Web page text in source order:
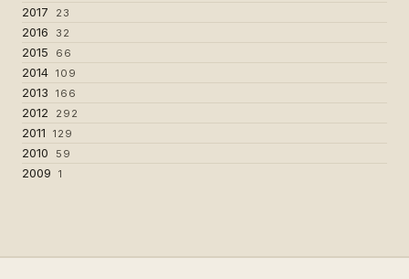
2017 23
2016 32
2015 66
2014 109
2013 166
2012 292
2011 129
2010 59
2009 1